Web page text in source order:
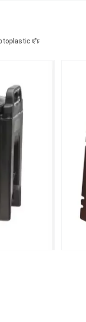
rotoplastic ছাঁচ